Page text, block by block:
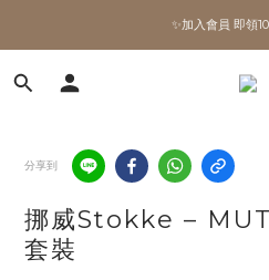
✨加入會員 即領
✨加入會員 即領
全館滿額現
✨加入會員 即領
分享到
挪威Stokke –
套裝